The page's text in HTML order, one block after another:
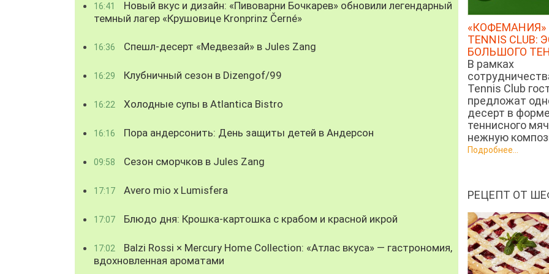
16:41
Новый вкус и дизайн: «Пивоварни Бочкарев» обновили легендарный
темный лагер «Крушовице Kronprinz Černé»
16:36 Спешл-десерт «Медвезай» в Jules Zang
16:29 Клубничный сезон в Dizengof/99
16:22 Холодные супы в Atlantica Bistro
16:16 Пора андерсонить: День защиты детей в Андерсон
09:58 Сезон сморчков в Jules Zang
17:17 Avero mio x Lumisfera
17:07 Блюдо дня: Крошка-картошка с крабом и красной икрой
17:02
Balzi Rossi × Mercury Home Collection: «Атлас вкуса» — гастрономия,
вдохновленная ароматами
«КОФЕМАНИЯ»
TENNIS CLUB:
БОЛЬШОГО
В рамках
Tennis Club
предложат
десерт в форме
теннисного
нежную
Подробнее...
РЕЦЕПТ ОТ